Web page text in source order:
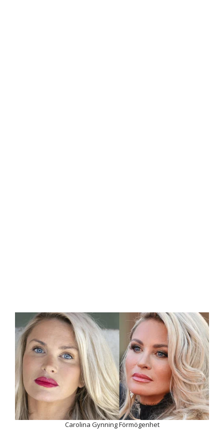
Carolina Gynning Förmögenhet